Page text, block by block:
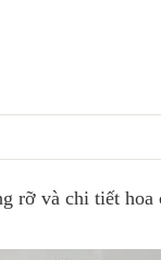
rỡ và chi tiết